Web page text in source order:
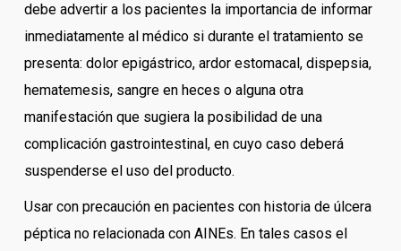
debe advertir a los pacientes la importancia de informar
inmediatamente al médico si durante el tratamiento se
presenta: dolor epigástrico, ardor estomacal, dispepsia,
hematemesis, sangre en heces o alguna otra
manifestación que sugiera la posibilidad de una
complicación gastrointestinal, en cuyo caso deberá
suspenderse el uso del producto.
Usar con precaución en pacientes con historia de úlcera
péptica no relacionada con AINEs. En tales casos el